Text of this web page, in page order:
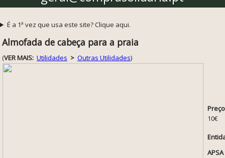
É a 1ª vez que usa este site? Clique aqui.
Almofada de cabeça para a praia
(VER MAIS: Utilidades > Outras Utilidades)
10€
APSA